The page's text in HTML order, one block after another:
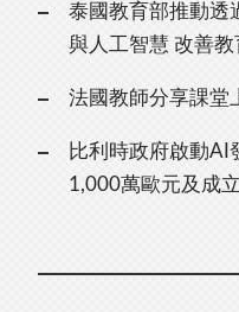
泰國教育部推動透
與人工智慧 改善
法國教師分享課堂
比利時政府啟動AI
1,000萬歐元及成